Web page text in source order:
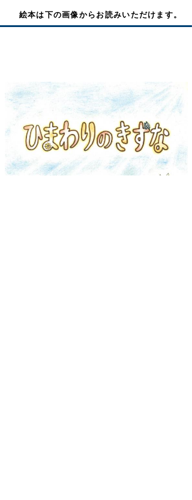
絵本は下の画像からお読みいただけます。